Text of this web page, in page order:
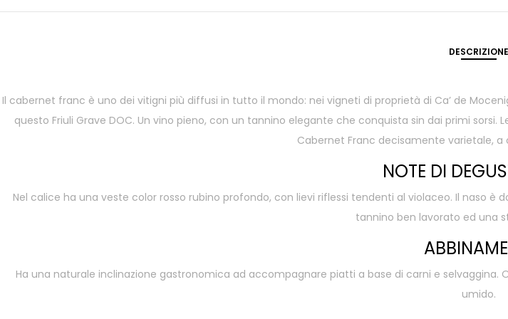
DESCRIZIONE
Il cabernet franc è uno dei vitigni più diffusi in tutto il mondo: nei vigneti di proprietà di Ca’ de
questo Friuli Grave DOC. Un vino pieno, con un tannino elegante che conquista sin dai primi
Cabernet Franc decisamente varietale,
NOTE DI
Nel calice ha una veste color rosso rubino profondo, con lievi riflessi tendenti al violaceo. Il naso
tannino ben lavorato ed una
Ha una naturale inclinazione gastronomica ad accompagnare piatti a base di carni e
umido.